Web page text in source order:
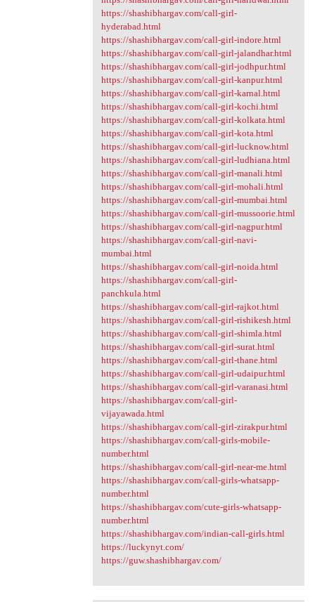
https://shashibhargav.com/call-girl-
hyderabad.html
https://shashibhargav.com/call-girl-indore.html
https://shashibhargav.com/call-girl-jalandhar.html
https://shashibhargav.com/call-girl-jodhpur.html
https://shashibhargav.com/call-girl-kanpur.html
https://shashibhargav.com/call-girl-karnal.html
https://shashibhargav.com/call-girl-kochi.html
https://shashibhargav.com/call-girl-kolkata.html
https://shashibhargav.com/call-girl-kota.html
https://shashibhargav.com/call-girl-lucknow.html
https://shashibhargav.com/call-girl-ludhiana.html
https://shashibhargav.com/call-girl-manali.html
https://shashibhargav.com/call-girl-mohali.html
https://shashibhargav.com/call-girl-mumbai.html
https://shashibhargav.com/call-girl-mussoorie.html
https://shashibhargav.com/call-girl-nagpur.html
https://shashibhargav.com/call-girl-navi-
mumbai.html
https://shashibhargav.com/call-girl-noida.html
https://shashibhargav.com/call-girl-
panchkula.html
https://shashibhargav.com/call-girl-rajkot.html
https://shashibhargav.com/call-girl-rishikesh.html
https://shashibhargav.com/call-girl-shimla.html
https://shashibhargav.com/call-girl-surat.html
https://shashibhargav.com/call-girl-thane.html
https://shashibhargav.com/call-girl-udaipur.html
https://shashibhargav.com/call-girl-varanasi.html
https://shashibhargav.com/call-girl-
vijayawada.html
https://shashibhargav.com/call-girl-zirakpur.html
https://shashibhargav.com/call-girls-mobile-
number.html
https://shashibhargav.com/call-girl-near-me.html
https://shashibhargav.com/call-girls-whatsapp-
number.html
https://shashibhargav.com/cute-girls-whatsapp-
number.html
https://shashibhargav.com/indian-call-girls.html
https://luckynyt.com/
https://guw.shashibhargav.com/